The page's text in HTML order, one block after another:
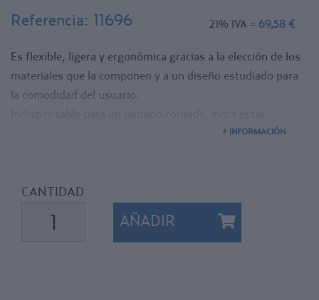
Referencia: 11696 21% IVA = 69,58 €
Es flexible, ligera y ergonómica gracias a la elección de los
materiales que la componen y a un diseño estudiado para
la comodidad del usuario.
constantemente agachado durante el marcaje.
K685.
+ INFORMACIÓN
CANTIDAD
AÑADIR